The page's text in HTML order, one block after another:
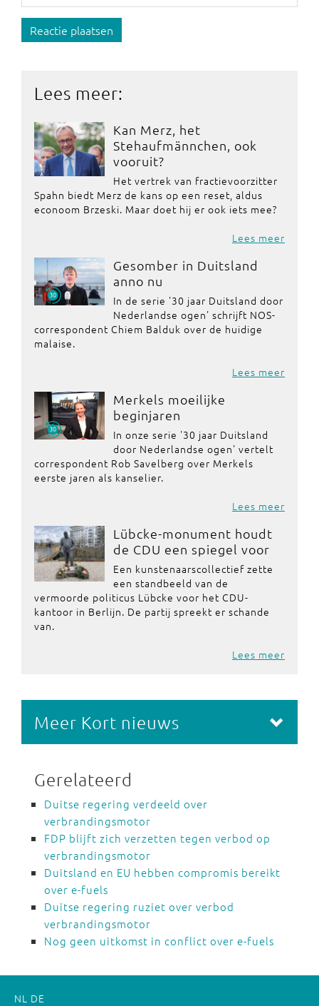
Reactie plaatsen
Lees meer:
Kan Merz, het
Stehaufmännchen, ook
vooruit?
Het vertrek van fractievoorzitter
Spahn biedt Merz de kans op een reset, aldus
econoom Brzeski. Maar doet hij er ook iets mee?
Lees meer
Gesomber in Duitsland
anno nu
In de serie '30 jaar Duitsland door
Nederlandse ogen' schrijft NOS-
correspondent Chiem Balduk over de huidige
malaise.
Lees meer
Merkels moeilijke
beginjaren
In onze serie '30 jaar Duitsland
door Nederlandse ogen' vertelt
correspondent Rob Savelberg over Merkels
eerste jaren als kanselier.
Lees meer
Lübcke-monument houdt
de CDU een spiegel voor
Een kunstenaarscollectief zette
een standbeeld van de
vermoorde politicus Lübcke voor het CDU-
kantoor in Berlijn. De partij spreekt er schande
van.
Lees meer
Meer Kort nieuws
Gerelateerd
Duitse regering verdeeld over
verbrandingsmotor
FDP blijft zich verzetten tegen verbod op
verbrandingsmotor
Duitsland en EU hebben compromis bereikt
over e-fuels
Duitse regering ruziet over verbod
verbrandingsmotor
Nog geen uitkomst in conflict over e-fuels
NL DE